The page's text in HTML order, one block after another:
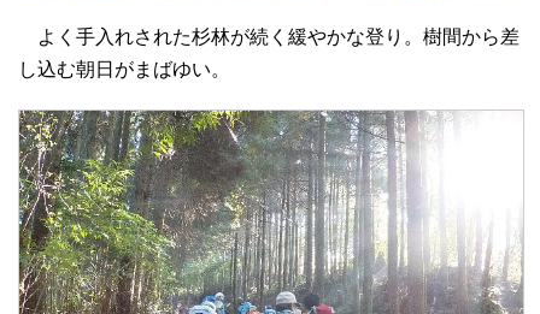
よく手入れされた杉林が続く緩やかな登り。樹間から差
し込む朝日がまばゆい。